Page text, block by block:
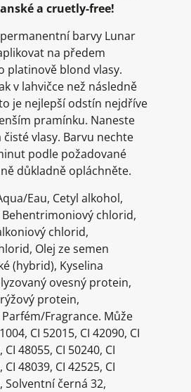
a cruetly-free!
barvy Lunar
na předem
platinově blond vlasy.
v lahvičce než následně
je nejlepší odstín nejdříve
pramínku. Naneste
vlasy. Barvu nechte
podle požadované
důkladně opláchněte.
Eau, Cetyl alkohol,
chlorid,
chlorid,
Olej ze semen
(hybrid), Kyselina
ovesný protein,
protein,
Fragrance. Může
CI 52015, CI 42090, CI
48055, CI 50240, CI
CI 48039, CI 42525, CI
Solventní černá 32,